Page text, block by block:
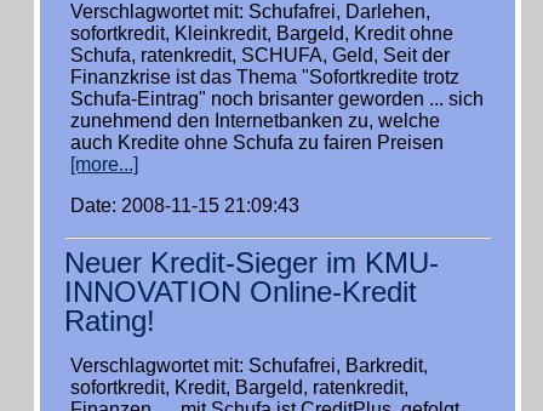
Verschlagwortet mit: Schufafrei, Darlehen,
sofortkredit, Kleinkredit, Bargeld, Kredit ohne
Schufa, ratenkredit, SCHUFA, Geld, Seit der
Finanzkrise ist das Thema "Sofortkredite trotz
Schufa-Eintrag" noch brisanter geworden ... sich
zunehmend den Internetbanken zu, welche
auch Kredite ohne Schufa zu fairen Preisen
[more...]
Date: 2008-11-15 21:09:43
Neuer Kredit-Sieger im KMU-
INNOVATION Online-Kredit
Rating!
Verschlagwortet mit: Schufafrei, Barkredit,
sofortkredit, Kredit, Bargeld, ratenkredit,